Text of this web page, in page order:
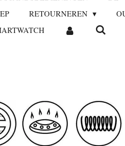
RETOURNEREN